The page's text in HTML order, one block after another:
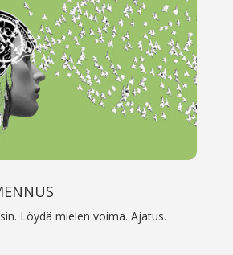
Löydä mielen voima. Ajatus.